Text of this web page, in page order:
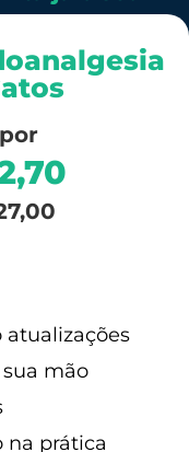
atualizações
mão
na prática